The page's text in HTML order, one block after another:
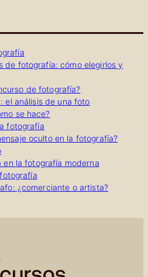
de fotografía: cómo elegirlos y
de fotografía?
el análisis de una foto
se hace?
fotografía
oculto en la fotografía?
la fotografía moderna
¿comerciante o artista?